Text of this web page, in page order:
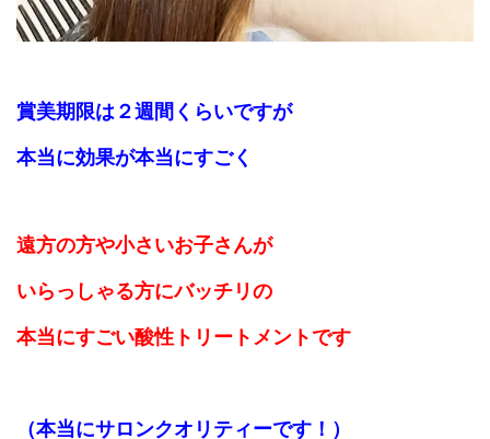
賞美期限は２週間くらいですが
本当に効果が本当にすごく
遠方の方や小さいお子さんが
いらっしゃる方にバッチリの
本当にすごい酸性トリートメントです
（本当にサロンクオリティーです！）